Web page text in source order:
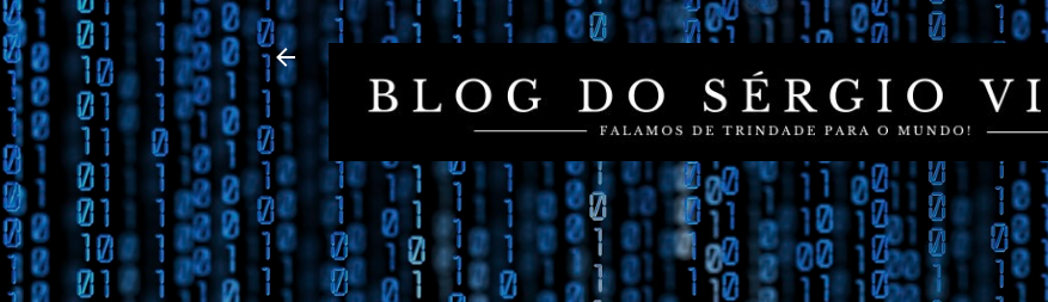
Pular para o conteúdo principal